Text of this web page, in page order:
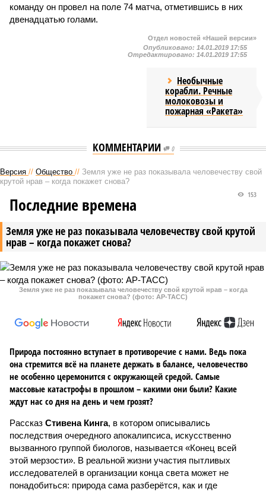
команду он провел на поле 74 матча, отметившись в них
двенадцатью голами.
Отдел новостей «Нашей версии»
Опубликовано: 14.01.2019 17:55
Отредактировано: 14.01.2019 17:55
Необычные
корабли. Речные
молоковозы и
пожарная «Ракета»
КОММЕНТАРИИ 0
Версия // Общество // Земля уже не раз показывала человечеству свой
крутой нрав – когда покажет снова?
Земля уже не раз показывала человечеству свой крутой
нрав – когда покажет снова?
153
Последние времена
Земля уже не раз показывала человечеству свой крутой нрав – когда
покажет снова? (фото: АР-ТАСС)
Природа постоянно вступает в противоречие с нами. Ведь пока
она стремится всё на планете держать в балансе, человечество
не особенно церемонится с окружающей средой. Самые
массовые катастрофы в прошлом – какими они были? Какие
ждут нас со дня на день и чем грозят?
Рассказ Стивена Кинга, в котором описывались
последствия очередного апокалипсиса, искусственно
вызванного группой биологов, называется «Конец всей
этой мерзости». В реальной жизни участия пытливых
исследователей в организации конца света может не
понадобиться: природа сама разберётся, как и где